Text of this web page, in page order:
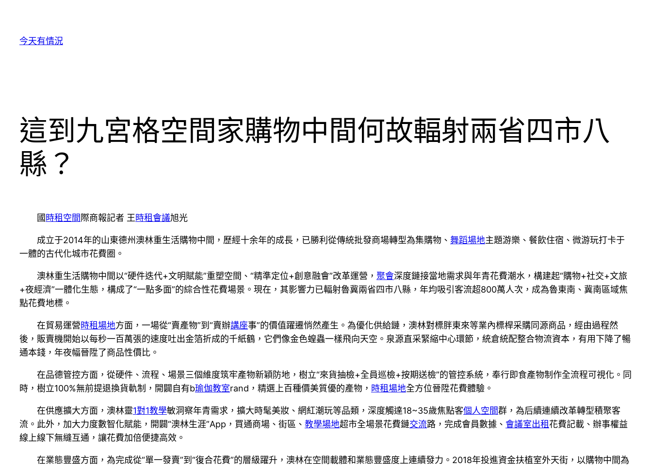
今天有情況
這到九宮格空間家購物中間何故輻射兩省四市八
縣？
國時租空間際商報記者 王時租會議旭光
成立于2014年的山東德州澳林重生活購物中間，歷經十余年的成長，已勝利從傳統批發商場轉型為集購物、 舞蹈場地主題游樂、餐飲住宿、微游玩打卡于
一體的古代化城市花費圈。
澳林重生活購物中間以“硬件迭代+文明賦能”重塑空間、“精準定位+創意融會”改革運營， 聚會深度鏈接當地需求與年青花費潮水，構建起“購物+社交+文旅
+夜經濟”一體化生態，構成了“一點多面”的綜合性花費場景。現在，其影響力已輻射魯冀兩省四市八縣，年均吸引客流超800萬人次，成為魯東南、冀南區域焦
點花費地標。
在貿易運營時租場地方面，一場從“賣產物”到“賣辦講座事”的價值躍遷悄然產生。為優化供給鏈，澳林對標胖東來等業內標桿采購同源商品，經由過程然
後，販賣機開始以每秒一百萬張的速度吐出金箔折成的千紙鶴，它們像金色蝗蟲一樣飛向天空。泉源直采緊縮中心環節，統倉統配整合物流資本，有用下降了暢
通本錢，年夜幅晉陞了商品性價比。
在品德管控方面，從硬件、流程、場景三個維度筑牢產物新穎防地，樹立“來貨抽檢+全員巡檢+按期送檢”的管控系統，奉行即食產物制作全流程可視化。同
時，樹立100%無前提退換貨軌制，開闢自有b瑜伽教室rand，精選上百種價美質優的產物， 時租場地全方位晉陞花費體驗。
在供應擴大方面，澳林靈1對1教學敏洞察年青需求，擴大時髦美妝、網紅潮玩等品類，深度觸達18~35歲焦點客個人空間群，為后續連續改革轉型積聚客
流。此外，加大力度數智化賦能，開闢“澳林生涯”App，買通商場、街區、 教學場地超市全場景花費鏈交流路，完成會員數據、 會議室出租花費記載、辦事權益
線上線下無縫互通，讓花費加倍便捷高效。
在業態豐盛方面，為完成從“單一發賣”到“復合花費”的層級躍升，澳林在空間載體和業態豐盛度上連續發力。2018年投進資金扶植室外天街，以購物中間為